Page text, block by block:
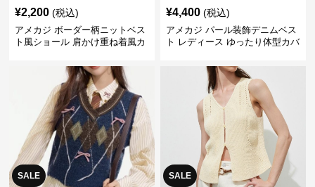
¥2,200 (税込)
アメカジ ボーダー柄ニットベス
ト風ショール 肩かけ重ね着風カ
¥4,400 (税込)
アメカジ パール装飾デニムベス
ト レディース ゆったり体型カバ
SALE SALE